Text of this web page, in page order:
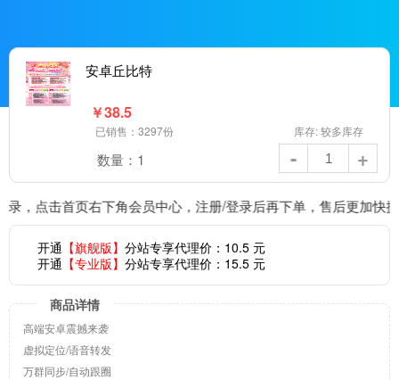
安卓丘比特
￥38.5
已销售：3297份 库存: 较多库存
数量： 1 - +
，点击首页右下角会员中心，注册/登录后再下单，售后更加快
开通 【旗舰版】 分站专享代理价： 10.5 元
开通 【专业版】 分站专享代理价： 15.5 元
商品详情
高端安卓震撼来袭
虚拟定位/语音转发
万群同步/自动跟圈